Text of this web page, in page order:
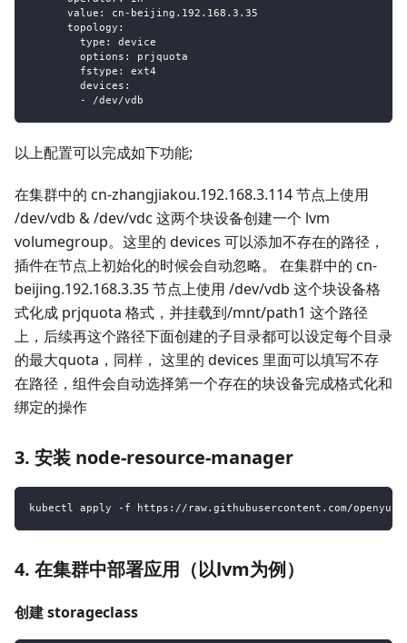
value : cn - beijing.192.168.3.35
topology :
type :
device
options :
prjquota
fstype :
ext4
devices :
-
/dev/vdb
以上配置可以完成如下功能;
在集群中的 cn-zhangjiakou.192.168.3.114 节点上使用
/dev/vdb & /dev/vdc 这两个块设备创建一个 lvm
volumegroup。这里的 devices 可以添加不存在的路径，
插件在节点上初始化的时候会自动忽略。 在集群中的 cn-
beijing.192.168.3.35 节点上使用 /dev/vdb 这个块设备格
式化成 prjquota 格式，并挂载到/mnt/path1 这个路径
上，后续再这个路径下面创建的子目录都可以设定每个目录
的最大quota，同样， 这里的 devices 里面可以填写不存
在路径，组件会自动选择第一个存在的块设备完成格式化和
绑定的操作
3. 安装 node-resource-manager
kubectl apply -f https://raw.githubusercontent.com/
4. 在集群中部署应用（以lvm为例）
创建 storageclass